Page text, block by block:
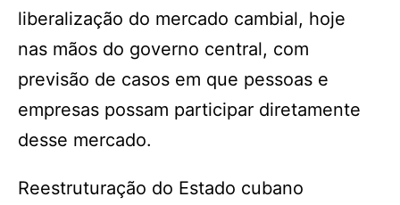
liberalização do mercado cambial, hoje
nas mãos do governo central, com
previsão de casos em que pessoas e
empresas possam participar diretamente
desse mercado.
Reestruturação do Estado cubano